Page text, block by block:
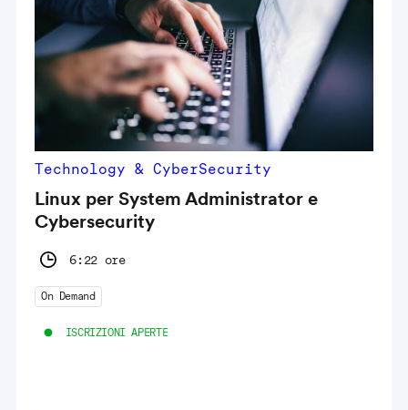
Technology & CyberSecurity
Linux per System Administrator e
Cybersecurity
6:22 ore
On Demand
ISCRIZIONI APERTE